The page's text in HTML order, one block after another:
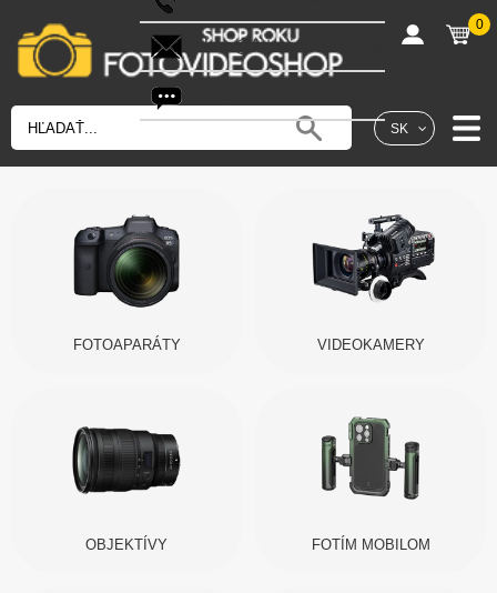
SK
shop@fotovideoshop.sk
0
FOTOAPARÁTY VIDEOKAMERY
OBJEKTÍVY FOTÍM MOBILOM